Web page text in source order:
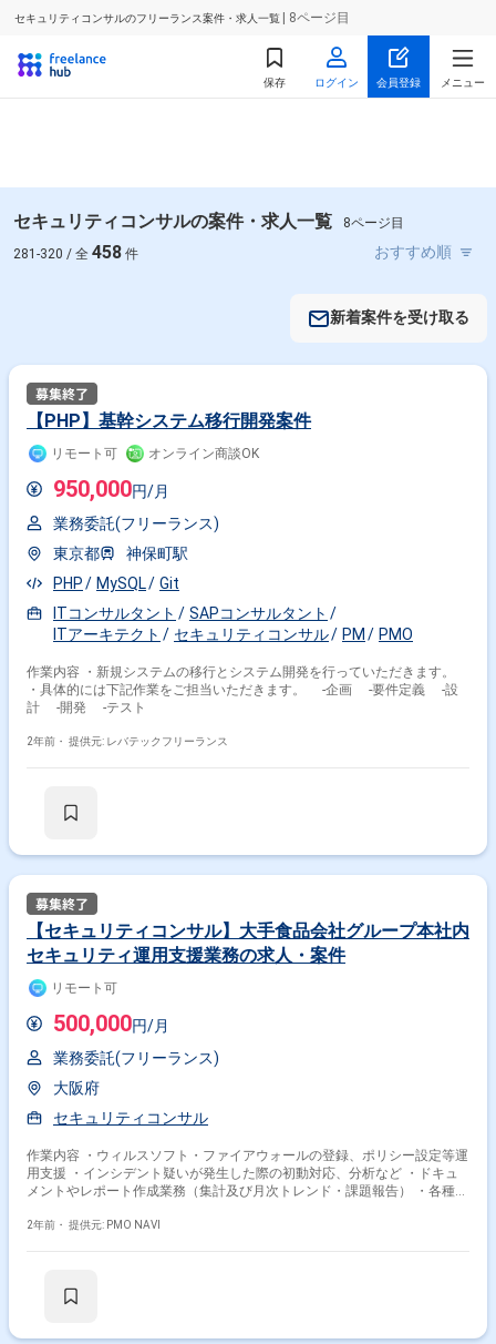
セキュリティコンサルのフリーランス案件・求人一覧 | 8ページ目
保存 ログイン 会員登録 メニュー
セキュリティコンサルの案件・求人一覧
8ページ目
281-320 / 全 458 件
新着案件を受け取る
【PHP】基幹システム移行開発案件
リモート可 オンライン商談OK
950,000円/月
業務委託(フリーランス)
東京都
神保町駅
PHP
MySQL
Git
ITコンサルタント
SAPコンサルタント
ITアーキテクト
セキュリティコンサル PM PMO
作業内容 ・新規システムの移行とシステム開発を行っていただきます。
・具体的には下記作業をご担当いただきます。 -企画 -要件定義 -設
計 -開発 -テスト
2年前・ 提供元: レバテックフリーランス
【セキュリティコンサル】大手食品会社グループ本社内
セキュリティ運用支援業務の求人・案件
リモート可
500,000円/月
業務委託(フリーランス)
大阪府
セキュリティコンサル
作業内容 ・ウィルスソフト・ファイアウォールの登録、ポリシー設定等運
用支援 ・インシデント疑いが発生した際の初動対応、分析など ・ドキュ
メントやレポート作成業務（集計及び月次トレンド・課題報告） ・各種定
も拠点あるが、業務は日本語のみで対応可
2年前・ 提供元: PMO NAVI